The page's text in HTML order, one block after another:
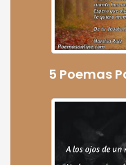
5 Poemas